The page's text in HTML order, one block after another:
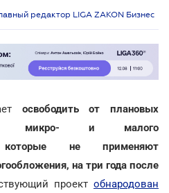
редактор LIGA ZAKON Бизнес
освободить от плановых
микро- и малого
которые не применяют
на три года после
проект обнародован